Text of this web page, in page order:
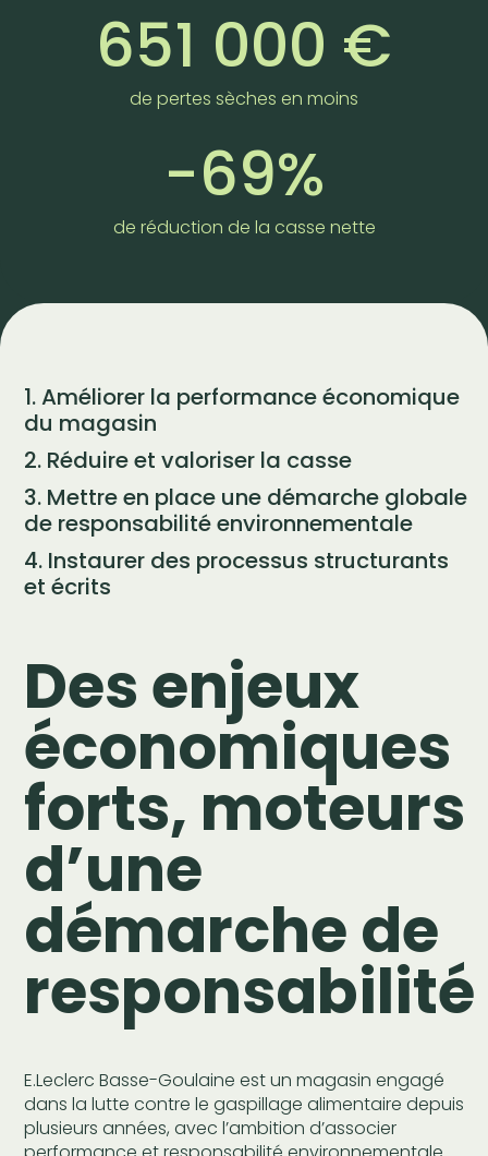
651 000 €
de pertes sèches en moins
-69%
de réduction de la casse nette
1. Améliorer la performance économique
du magasin
2. Réduire et valoriser la casse
3. Mettre en place une démarche globale
de responsabilité environnementale
4. Instaurer des processus structurants
et écrits
Des enjeux
économiques
forts, moteurs
d’une
démarche de
responsabilité
E.Leclerc Basse-Goulaine est un magasin engagé
dans la lutte contre le gaspillage alimentaire depuis
plusieurs années, avec l’ambition d’associer